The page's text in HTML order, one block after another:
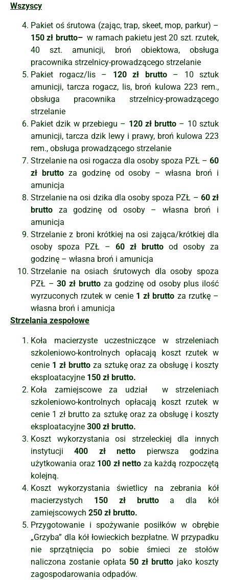
Wszyscy
Pakiet oś śrutowa (zając, trap, skeet, mop, parkur) –
150 zł brutto–w ramach pakietu jest 20 szt. rzutek,
40 szt. amunicji, broń obiektowa, obsługa
pracownika strzelnicy-prowadzącego strzelanie
Pakiet rogacz/lis – 120 zł brutto– 10 sztuk
amunicji, tarcza rogacz, lis, broń kulowa 223 rem.,
obsługa pracownika strzelnicy-prowadzącego
strzelanie
Pakiet dzik w przebiegu – 120 zł brutto – 10 sztuk
amunicji, tarcza dzik lewy i prawy, broń kulowa 223
rem., obsługa prowadzącego strzelanie
Strzelanie na osi rogacza dla osoby spoza PZŁ – 60
zł bruttoza godzinę od osoby – własna broń i
amunicja
Strzelanie na osi dzika dla osoby spoza PZŁ – 60 zł
brutto za godzinę od osoby – własna broń i
amunicja
Strzelanie z broni krótkiej na osi zająca/krótkiej dla
osoby spoza PZŁ – 60 zł brutto od osoby za
godzinę – własna broń i amunicja
Strzelanie na osiach śrutowych dla osoby spoza
PZŁ –30 zł brutto za godzinę od osoby plus ilość
wyrzuconych rzutek w cenie 1 zł brutto za rzutkę –
własna broń i amunicja
Strzelania zespołowe
Koła macierzyste uczestniczące w strzeleniach
szkoleniowo-kontrolnych opłacają koszt rzutek w
cenie 1 zł brutto za sztukę oraz za obsługę i koszty
eksploatacyjne 150 zł brutto.
Koła zamiejscowe za udział w strzeleniach
szkoleniowo-kontrolnych opłacają koszt rzutek w
cenie 1 zł brutto za sztukę oraz za obsługę i koszty
eksploatacyjne 300 zł brutto.
Koszt wykorzystania osi strzeleckiej dla innych
instytucji400 zł netto pierwsza godzina
użytkowania oraz 100 zł netto za każdą rozpoczętą
kolejną.
Koszt wykorzystania świetlicy na zebrania kół
macierzystych 150 zł bruttoa dla kół
zamiejscowych 250 zł brutto.
Przygotowanie i spożywanie posiłków w obrębie
„Grzyba” dla kół łowieckich bezpłatne. W przypadku
nie sprzątnięcia po sobie śmieci ze stołów
naliczona zostanie opłata 50 zł brutto jako koszty
zagospodarowania odpadów.